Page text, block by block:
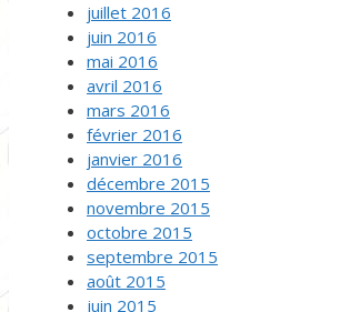
juillet 2016
juin 2016
mai 2016
avril 2016
mars 2016
février 2016
janvier 2016
décembre 2015
novembre 2015
octobre 2015
septembre 2015
août 2015
juin 2015